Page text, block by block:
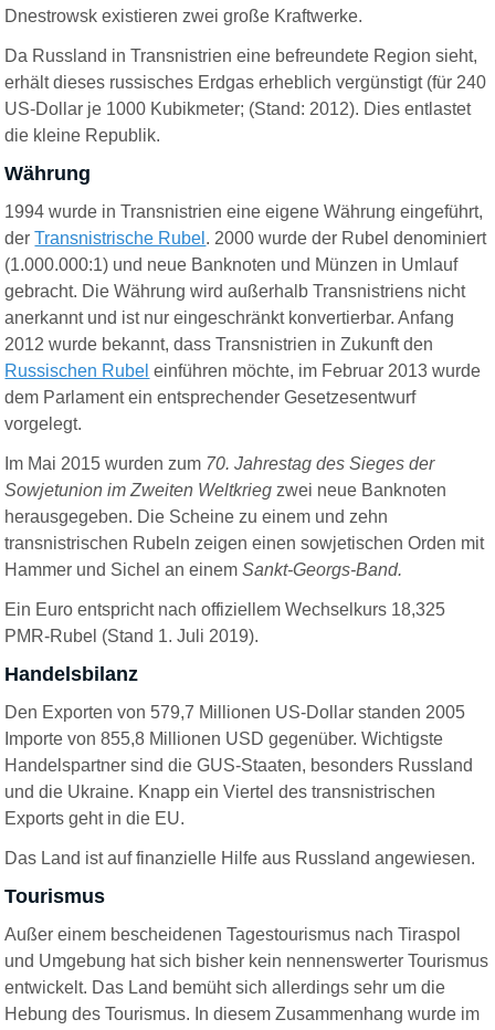
Dnestrowsk existieren zwei große Kraftwerke.
Da Russland in Transnistrien eine befreundete Region sieht,
erhält dieses russisches Erdgas erheblich vergünstigt (für 240
US-Dollar je 1000 Kubikmeter; (Stand: 2012). Dies entlastet
die kleine Republik.
Währung
1994 wurde in Transnistrien eine eigene Währung eingeführt,
derTransnistrische Rubel . 2000 wurde der Rubel denominiert
(1.000.000:1) und neue Banknoten und Münzen in Umlauf
gebracht. Die Währung wird außerhalb Transnistriens nicht
anerkannt und ist nur eingeschränkt konvertierbar. Anfang
2012 wurde bekannt, dass Transnistrien in Zukunft den
Russischen Rubel einführen möchte, im Februar 2013 wurde
dem Parlament ein entsprechender Gesetzesentwurf
vorgelegt.
Im Mai 2015 wurden zum 70. Jahrestag des Sieges der
Sowjetunion im Zweiten Weltkrieg zwei neue Banknoten
herausgegeben. Die Scheine zu einem und zehn
transnistrischen Rubeln zeigen einen sowjetischen Orden mit
Hammer und Sichel an einemSankt-Georgs-Band.
Ein Euro entspricht nach offiziellem Wechselkurs 18,325
PMR-Rubel (Stand 1. Juli 2019).
Handelsbilanz
Den Exporten von 579,7 Millionen US-Dollar standen 2005
Importe von 855,8 Millionen USD gegenüber. Wichtigste
Handelspartner sind die GUS-Staaten, besonders Russland
und die Ukraine. Knapp ein Viertel des transnistrischen
Exports geht in die EU.
Das Land ist auf finanzielle Hilfe aus Russland angewiesen.
Tourismus
Außer einem bescheidenen Tagestourismus nach Tiraspol
und Umgebung hat sich bisher kein nennenswerter Tourismus
entwickelt. Das Land bemüht sich allerdings sehr um die
Hebung des Tourismus. In diesem Zusammenhang wurde im